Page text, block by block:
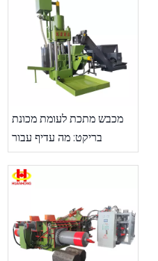
מכבש מתכת לעומת מכונת
בריקט: מה עדיף עבור
הפעולה שלך?